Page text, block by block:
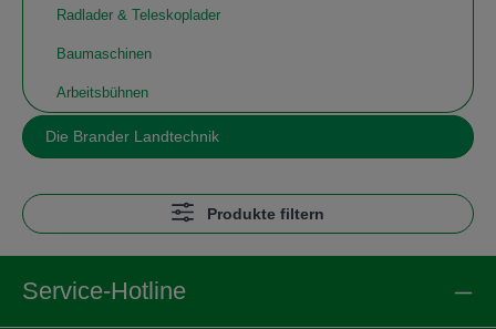
Radlader & Teleskoplader
Baumaschinen
Arbeitsbühnen
Die Brander Landtechnik
Produkte filtern
Service-Hotline